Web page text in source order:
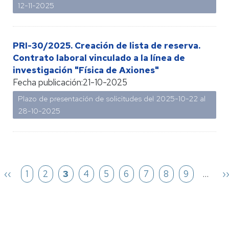
12-11-2025
PRI-30/2025. Creación de lista de reserva.
Contrato laboral vinculado a la línea de
investigación "Física de Axiones"
Fecha publicación:21-10-2025
Plazo de presentación de solicitudes del 2025-10-22 al
28-10-2025
Página
anterior
‹‹ Página
1 Página
2 Página
3 Página
4 Página
5 Página
6 Página
7 Página
8 Página
9 … ››